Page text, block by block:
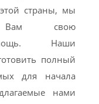
страны, мы
Вам свою
Наши
полный
для начала
нами